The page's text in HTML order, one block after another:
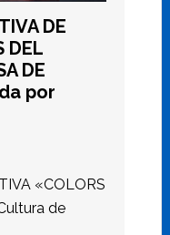
DE
DEL
DE
por
«COLORS
de